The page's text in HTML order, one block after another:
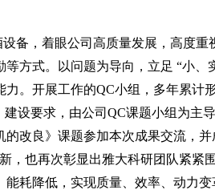
备，着眼公司高质量发展，高度重
方式。以问题为导向，立足 “小、
。开展工作的QC小组，多年累计
设要求，由公司QC课题小组为主
改良》课题参加本次成果交流，
，也再次彰显出雅大科研团队紧紧
耗降低，实现质量、效率、动力